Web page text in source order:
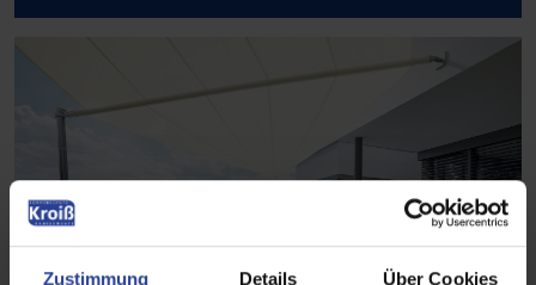
Zustimmung Details Über Cookies